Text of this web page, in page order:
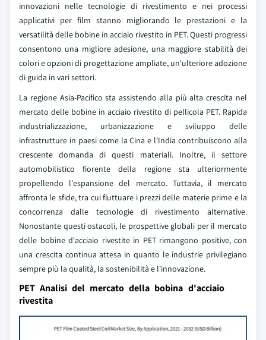
innovazioni nelle tecnologie di rivestimento e nei processi
applicativi per film stanno migliorando le prestazioni e la
versatilità delle bobine in acciaio rivestito in PET. Questi progressi
consentono una migliore adesione, una maggiore stabilità dei
colori e opzioni di progettazione ampliate, un'ulteriore adozione
di guida in vari settori.
La regione Asia-Pacifico sta assistendo alla più alta crescita nel
mercato delle bobine in acciaio rivestito di pellicola PET. Rapida
industrializzazione, urbanizzazione e sviluppo delle
infrastrutture in paesi come la Cina e l'India contribuiscono alla
crescente domanda di questi materiali. Inoltre, il settore
automobilistico fiorente della regione sta ulteriormente
propellendo l'espansione del mercato. Tuttavia, il mercato
affronta le sfide, tra cui fluttuare i prezzi delle materie prime e la
concorrenza dalle tecnologie di rivestimento alternative.
Nonostante questi ostacoli, le prospettive globali per il mercato
delle bobine d'acciaio rivestite in PET rimangono positive, con
una crescita continua attesa in quanto le industrie privilegiano
sempre più la qualità, la sostenibilità e l'innovazione.
PET Analisi del mercato della bobina d'acciaio
rivestita